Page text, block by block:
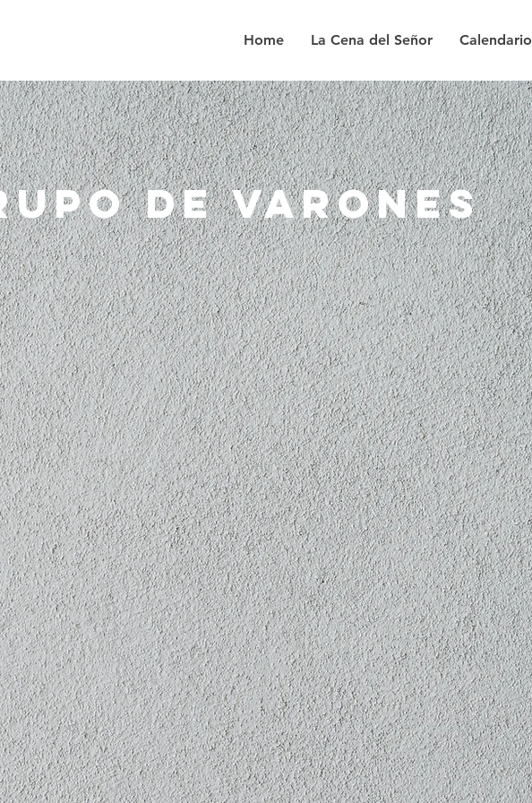
Home La Cena del Señor Calendario
DE VARONES